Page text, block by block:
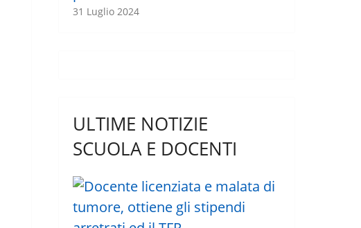
31 Luglio 2024
ULTIME NOTIZIE
SCUOLA E DOCENTI